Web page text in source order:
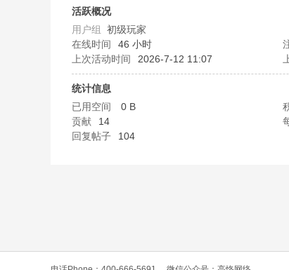
L
活跃概况
用户组 初级玩家
在线时间
46 小时
上次活动时间
2026-7-12 11:07
统计信息
已用空间
0 B
贡献
14
回复帖子
104